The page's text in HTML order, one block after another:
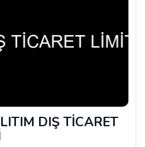
DIŞ TİCARET